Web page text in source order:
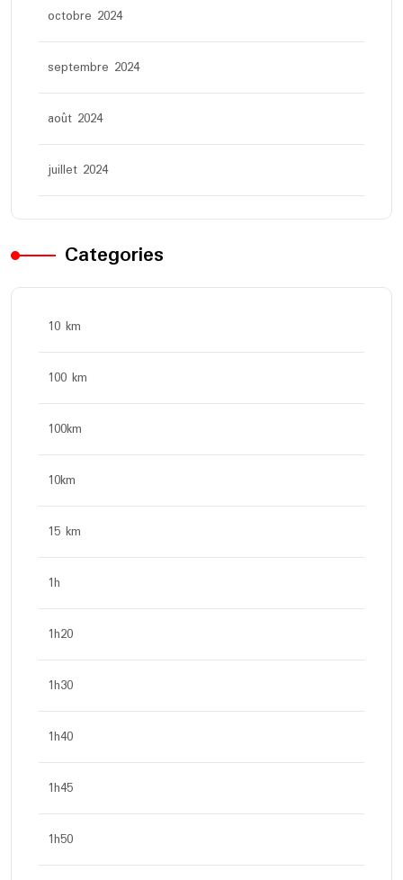
octobre 2024
septembre 2024
août 2024
juillet 2024
Categories
10 km
100 km
100km
10km
15 km
1h
1h20
1h30
1h40
1h45
1h50